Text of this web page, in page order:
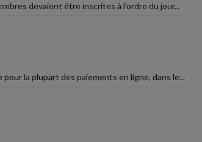
devaient être inscrites à l'ordre du jour...
la plupart des paiements en ligne, dans le...